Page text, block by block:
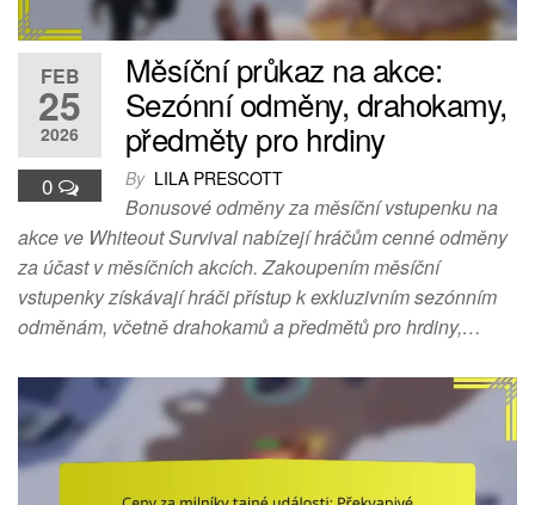
FEB
25
2026
0
Měsíční průkaz na akce:
Sezónní odměny, drahokamy,
předměty pro hrdiny
By LILA PRESCOTT
Bonusové odměny za měsíční vstupenku na
akce ve Whiteout Survival nabízejí hráčům cenné odměny
za účast v měsíčních akcích. Zakoupením měsíční
vstupenky získávají hráči přístup k exkluzivním sezónním
odměnám, včetně drahokamů a předmětů pro hrdiny,…